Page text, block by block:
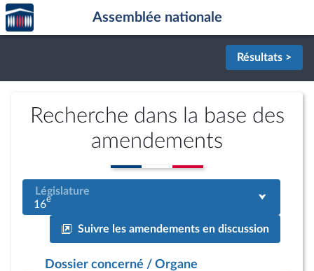
Aller au contenu
Aller en bas de la page
Accèder
à la
page
Assemblée nationale
Résultats >
Recherche dans la base des
amendements
Législature
16e
Suivre les amendements en discussion
Dossier concerné / Organe